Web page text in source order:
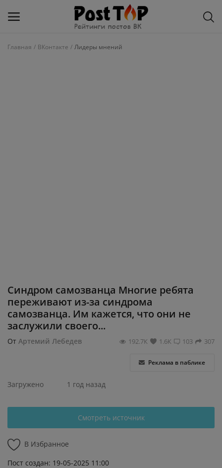
Главная ВКонтакте Лидеры мнений
Синдром самозванца Многие ребята
переживают из-за синдрома
самозванца. Им кажется, что они не
заслужили своего...
От Артемий Лебедев 307
103
1.6К
192.7К
Реклама в паблике
Загружено 1 год назад
Смотреть источник
В Избранное
Пост создан: 19-05-2025 11:00